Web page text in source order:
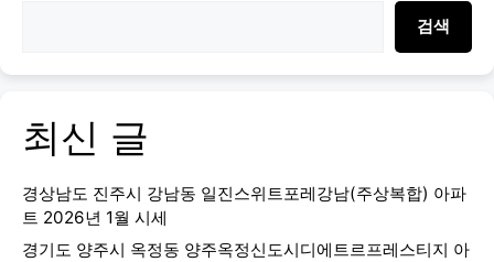
검색
최신 글
경상남도 진주시 강남동 일진스위트포레강남(주상복합) 아파
트 2026년 1월 시세
경기도 양주시 옥정동 양주옥정신도시디에트르프레스티지 아